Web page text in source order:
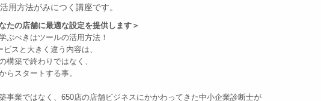
用方法がみにつく講座です。
たの店舗に最適な設定を提供します＞
ぶべきはツールの活用方法！
スと大きく違う内容は、
築で終わりではなく、
スタートする事。
事業ではなく、650店の店舗ビジネスにかかわってきた中小企業診断士が